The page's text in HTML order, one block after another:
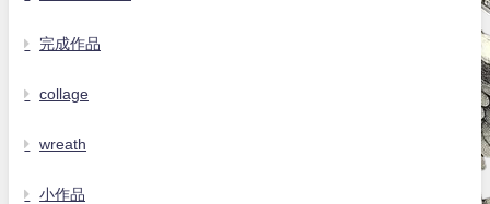
完成作品
collage
wreath
小作品